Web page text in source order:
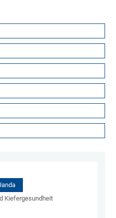
Kiefergesundheit